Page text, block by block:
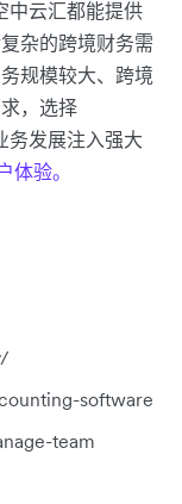
中云汇都能提供
杂的跨境财务需
规模较大、跨境
，选择
务发展注入强大
验。
software
team